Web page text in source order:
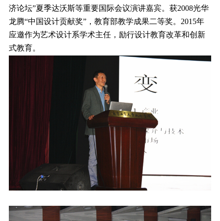
济论坛”夏季达沃斯等重要国际会议演讲嘉宾。获2008光华
龙腾“中国设计贡献奖”，教育部教学成果二等奖。2015年
应邀作为艺术设计系学术主任，励行设计教育改革和创新
式教育。